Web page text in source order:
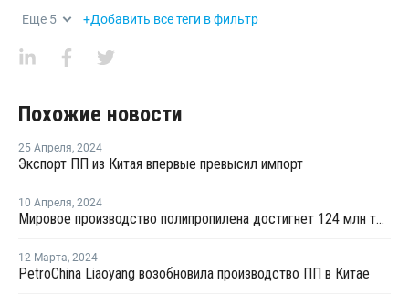
Еще 5 +Добавить все теги в фильтр
Похожие новости
25 Апреля, 2024
Экспорт ПП из Китая впервые превысил импорт
10 Апреля, 2024
Мировое производство полипропилена достигнет 124 млн тонн к 2032 году
12 Марта, 2024
PetroChina Liaoyang возобновила производство ПП в Китае